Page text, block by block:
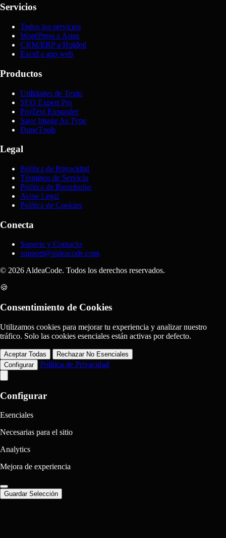
Servicios
Todos los servicios
WordPress a Astro
CRM/ERP a Holded
Excel a app web
Productos
Utilidades de Texto
SEO Expert Pro
ProText Expander
Save Image As Type
DuneTools
Legal
Política de Privacidad
Términos de Servicio
Política de Reembolso
Aviso Legal
Política de Cookies
Conecta
Soporte y Contacto
support@aldeacode.com
© 2026 AldeaCode. Todos los derechos reservados.
🍪
Consentimiento de Cookies
Utilizamos cookies para mejorar tu experiencia y analizar nuestro
tráfico. Solo las cookies esenciales están activas por defecto.
Aceptar Todas
Rechazar No Esenciales
Configurar
Política de Privacidad
Configurar
Esenciales
Necesarias para el sitio
Analytics
Mejora de experiencia
Guardar Selección